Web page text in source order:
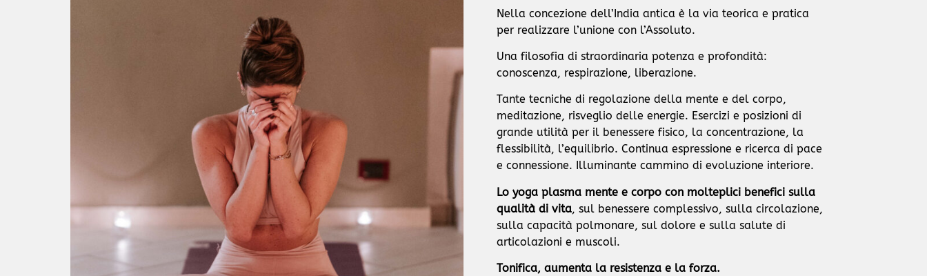
Nella concezione dell’India antica è la via teorica e pratica
per realizzare l’unione con l’Assoluto.
Una filosofia di straordinaria potenza e profondità:
conoscenza, respirazione, liberazione.
Tante tecniche di regolazione della mente e del corpo,
meditazione, risveglio delle energie. Esercizi e posizioni di
grande utilità per il benessere fisico, la concentrazione, la
flessibilità, l’equilibrio. Continua espressione e ricerca di pace
e connessione. Illuminante cammino di evoluzione interiore.
Lo yoga plasma mente e corpo con molteplici benefici sulla
qualità di vita, sul benessere complessivo, sulla circolazione,
sulla capacità polmonare, sul dolore e sulla salute di
articolazioni e muscoli.
Tonifica, aumenta la resistenza e la forza.